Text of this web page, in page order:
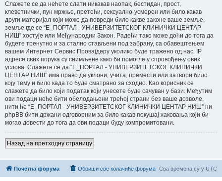
Слажете се да нећете слати никакав наопак, бестидан, прост,
клеветнички, пун мржње, претећи, сексуално-усмерен или било какав
други материјал који може да повреди било какве законе ваше земље,
земље где се “E_ПОРТАЛ - УНИВЕРЗИТЕТСКОГ КЛИНИЧКИ ЦЕНТАР
НИШ” хостује или Међународни Закон. Радећи тако може доћи до тога да
будете тренутно и за стално стављени под забрану, са обавештењем
вашем Интернет Сервис Провајдеру уколико буде тражено од нас. IP
адресе свих порука су снимљене како би помогле у спровођењу ових
услова. Слажете се да “E_ПОРТАЛ - УНИВЕРЗИТЕТСКОГ КЛИНИЧКИ
ЦЕНТАР НИШ” има право да уклони, учита, премести или затвори било
коју тему и било када то буде сматрано за сходно. Као корисник се
слажете да било који податак који унесете буде сачуван у бази. Међутим
ови подаци неће бити обелодањени трећој страни без ваше дозволе,
нити ће “E_ПОРТАЛ - УНИВЕРЗИТЕТСКОГ КЛИНИЧКИ ЦЕНТАР НИШ” ни
phpBB бити држани одговорним за било какав покушај хаковања који би
могао довести до тога да ови подаци буду компромитовани.
Назад на претходну страницу
Почетна форума Сва времена су у UTC
Обриши све колачиће форума